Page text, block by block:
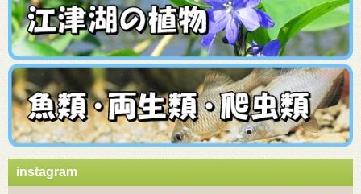
instagram